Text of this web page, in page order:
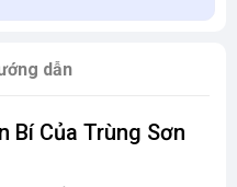
dẫn
Bí Của Trùng Sơn